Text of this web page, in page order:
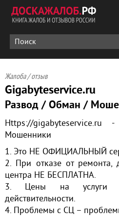
Жалоба / отзыв
Gigabyteservice.ru
Развод / Обман /
Https://
Мошенники
1. Это НЕ ОФИЦИАЛЬНЫЙ
2. При отказе от ремонта,
центра НЕ БЕСПЛАТНА.
3. Цены на услуги
действительности.
4. Проблемы с СЦ –